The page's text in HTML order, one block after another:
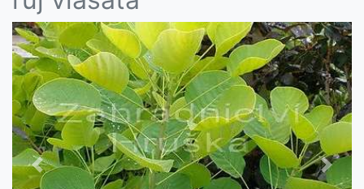
Předchozí Další